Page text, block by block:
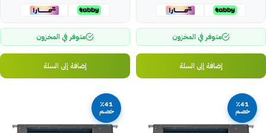
متوفر في المخزون
إضافة إلى السلة
متوفر في المخزون
إضافة إلى السلة
٪41
خصم
٪41
خصم